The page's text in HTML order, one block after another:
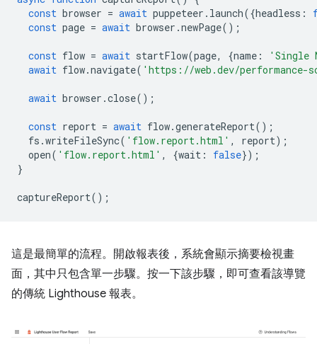
const browser = await puppeteer . launch({headless :
const page = await browser .newPage();
const flow = await startFlow(page, {name :
'Single
await flow.navigate( 'https://web.dev/performance-
await browser .close();
const report = await flow.generateReport();
fs .writeFileSync( 'flow.report.html' , report);
open( 'flow.report.html' , {wait : false});
}
captureReport();
這是最簡單的流程。開啟報表後，系統會顯示摘要檢視畫
面，其中只包含單一步驟。按一下該步驟，即可查看該導覽
的傳統 Lighthouse 報表。